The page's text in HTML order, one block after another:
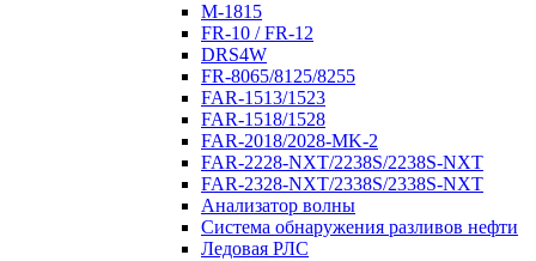
M-1815
FR-10 / FR-12
DRS4W
FR-8065/8125/8255
FAR-1513/1523
FAR-1518/1528
FAR-2018/2028-MK-2
FAR-2228-NXT/2238S/2238S-NXT
FAR-2328-NXT/2338S/2338S-NXT
Анализатор волны
Система обнаружения разливов нефти
Ледовая РЛС